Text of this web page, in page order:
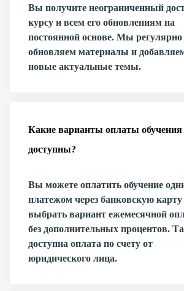
Вы получите неограниченный
курсу и всем его обновлениям на
постоянной основе. Мы регулярно
обновляем материалы и
новые актуальные темы.
Какие варианты оплаты обучения
доступны?
Вы можете оплатить обучение
платежом через банковскую
выбрать вариант ежемесячной
без дополнительных процентов.
доступна оплата по счету от
юридического лица.